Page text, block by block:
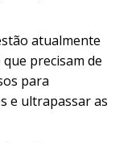
atualmente
precisam de
para
e ultrapassar as